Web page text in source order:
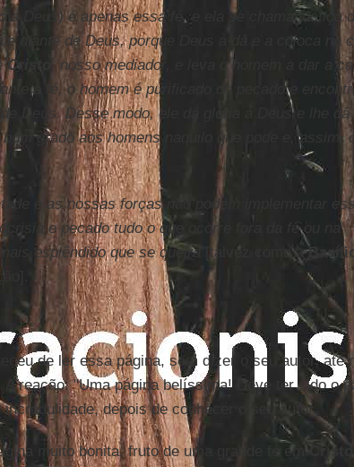
a Deus) é apenas essa fé, e ela se chama justiça
diante de Deus, porque Deus a dá e a coloca na
Cristo
, nosso mediador, e leva o homem a dar a
a fé, o homem é purificado do pecado e
de Deus. Desse modo, ele dá glória a Deus e lhe dá
bom grado aos homens naquilo que pode e, assim,
e as nossas forças não podem implementar
e pecado tudo o que ocorre fora da fé ou na
esplêndido que se queira
[talvez como a
de ler essa página, sem dizer o seu autor, até
reação: "Uma página belíssima! Deve ter sido o
depois de conhecer o seu autor.
muito bonita, fruto de uma grande fé emCristo